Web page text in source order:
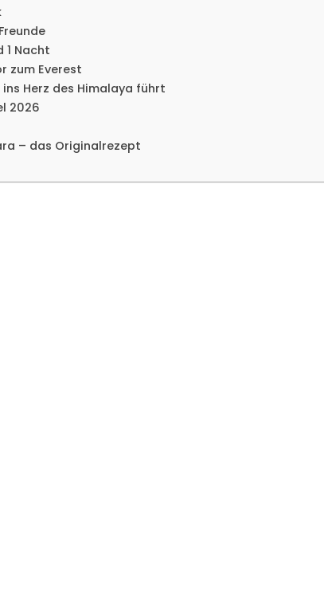
1 Nacht
zum Everest
Herz des Himalaya führt
2026
– das Originalrezept